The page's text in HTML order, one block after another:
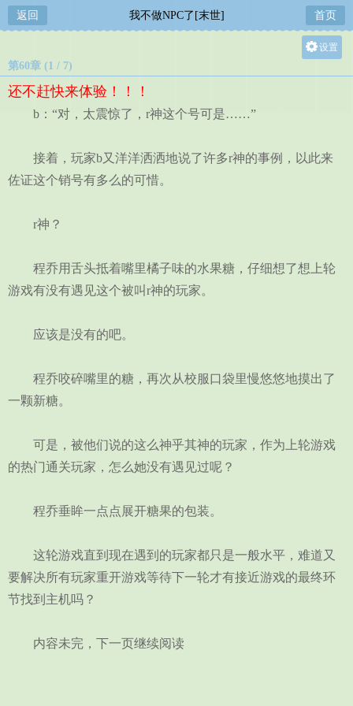
返回 我不做NPC了[末世] 首页
设置
第60章 (1 / 7)
还不赶快来体验！！！
b：“对，太震惊了，r神这个号可是……”
接着，玩家b又洋洋洒洒地说了许多r神的事例，以此来
佐证这个销号有多么的可惜。
r神？
程乔用舌头抵着嘴里橘子味的水果糖，仔细想了想上轮
游戏有没有遇见这个被叫r神的玩家。
应该是没有的吧。
程乔咬碎嘴里的糖，再次从校服口袋里慢悠悠地摸出了
一颗新糖。
可是，被他们说的这么神乎其神的玩家，作为上轮游戏
的热门通关玩家，怎么她没有遇见过呢？
程乔垂眸一点点展开糖果的包装。
这轮游戏直到现在遇到的玩家都只是一般水平，难道又
要解决所有玩家重开游戏等待下一轮才有接近游戏的最终环
节找到主机吗？
内容未完，下一页继续阅读